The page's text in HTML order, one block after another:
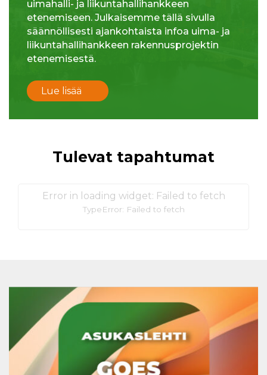
uimahalli- ja liikuntahallihankkeen
etenemiseen. Julkaisemme tällä sivulla
säännöllisesti ajankohtaista infoa uima- ja
liikuntahallihankkeen rakennusprojektin
etenemisestä.
Lue lisää
Tulevat tapahtumat
Error in loading widget: Failed to fetch
TypeError: Failed to fetch